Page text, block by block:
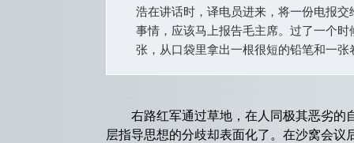
浩在讲话时，译电员进来，将一份电报
事情，应该马上报告毛主席。过了一个
张，从口袋里拿出一根很短的铅笔和一
右路红军通过草地，在人同极其恶劣的
层指导思想的分歧却表面化了。在沙窝会